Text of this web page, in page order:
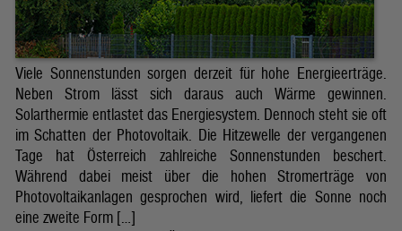
Viele Sonnenstunden sorgen derzeit für hohe Energieerträge.
Neben Strom lässt sich daraus auch Wärme gewinnen.
Solarthermie entlastet das Energiesystem. Dennoch steht sie oft
im Schatten der Photovoltaik. Die Hitzewelle der vergangenen
Tage hat Österreich zahlreiche Sonnenstunden beschert.
Während dabei meist über die hohen Stromerträge von
Photovoltaikanlagen gesprochen wird, liefert die Sonne noch
eine zweite Form […]